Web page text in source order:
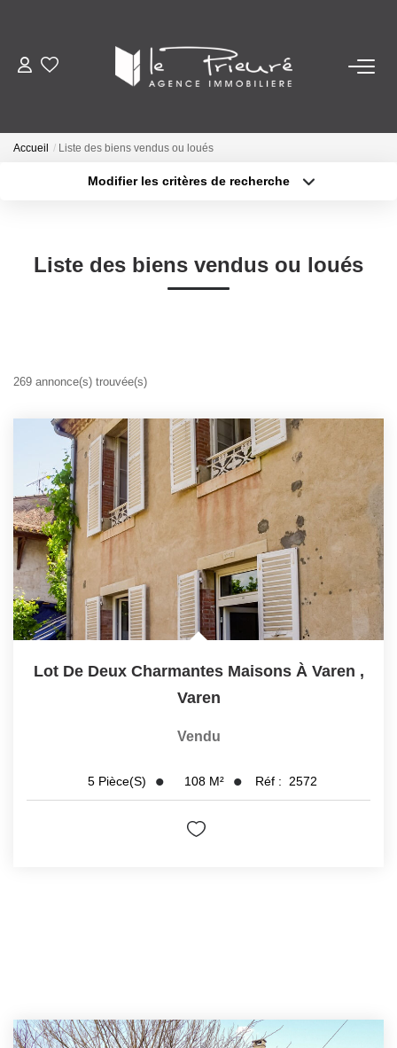
VENTES
ESTIMATION
Nos Services
CONTACT
Retrouvez-Nous Également Sur Instagram
Retrouvez-Nous Également Sur Facebook
Accueil Liste des biens vendus ou loués
Modifier les critères de recherche
Plus de critères Créer une alerte
Liste des biens vendus ou loués
269 annonce(s) trouvée(s)
Lot De Deux Charmantes Maisons À Varen ,
Varen
Vendu
5 Pièce(s) 108 M² Réf : 2572